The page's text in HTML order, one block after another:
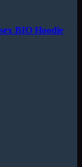
BIO Hoodie